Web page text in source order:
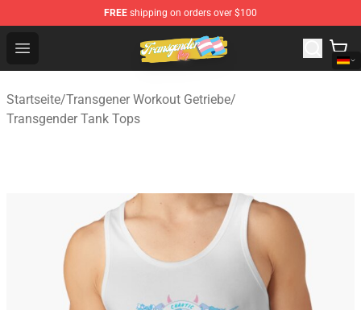
FREE shipping on orders over $100
Open menu
Transgender Flag Store - The Best Transgender Flag
Startseite/Transgener Workout Getriebe/
Transgender Tank Tops